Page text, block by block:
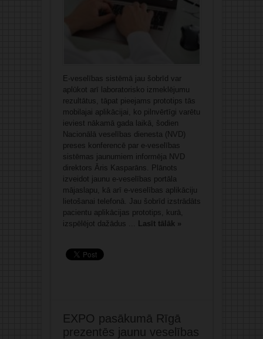
E-veselības sistēmā jau šobrīd var
aplūkot arī laboratorisko izmeklējumu
rezultātus, tāpat pieejams prototips tās
mobilajai aplikācijai, ko pilnvērtīgi varētu
ieviest nākamā gada laikā, šodien
Nacionālā veselības dienesta (NVD)
preses konferencē par e-veselības
sistēmas jaunumiem informēja NVD
direktors Āris Kasparāns. Plānots
izveidot jaunu e-veselības portāla
mājaslapu, kā arī e-veselības aplikāciju
lietošanai telefonā. Jau šobrīd izstrādāts
pacientu aplikācijas prototips, kurā,
izspēlējot dažādus ... Lasīt tālāk »
EXPO pasākumā Rīgā
prezentēs jaunu veselības